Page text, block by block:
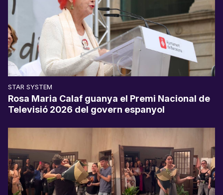
STAR SYSTEM
Rosa Maria Calaf guanya el Premi Nacional de
Televisió 2026 del govern espanyol